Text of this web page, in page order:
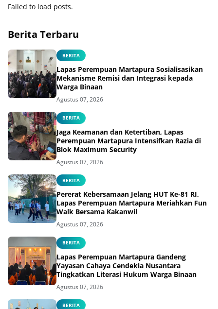
Failed to load posts.
Berita Terbaru
BERITA
Lapas Perempuan Martapura Sosialisasikan
Mekanisme Remisi dan Integrasi kepada
Warga Binaan
Agustus 07, 2026
BERITA
Jaga Keamanan dan Ketertiban, Lapas
Perempuan Martapura Intensifkan Razia di
Blok Maximum Security
Agustus 07, 2026
BERITA
Pererat Kebersamaan Jelang HUT Ke-81 RI,
Lapas Perempuan Martapura Meriahkan Fun
Walk Bersama Kakanwil
Agustus 07, 2026
BERITA
Lapas Perempuan Martapura Gandeng
Yayasan Cahaya Cendekia Nusantara
Tingkatkan Literasi Hukum Warga Binaan
Agustus 07, 2026
BERITA